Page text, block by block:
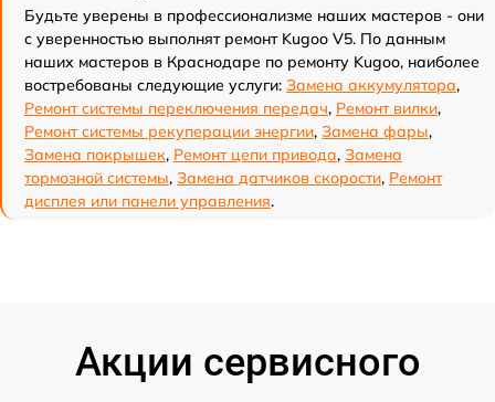
Будьте уверены в профессионализме наших мастеров - они
с уверенностью выполнят ремонт Kugoo V5. По данным
наших мастеров в Краснодаре по ремонту Kugoo, наиболее
востребованы следующие услуги: Замена аккумулятора,
Ремонт системы переключения передач, Ремонт вилки,
Ремонт системы рекуперации энергии, Замена фары,
Замена покрышек, Ремонт цепи привода, Замена
тормозной системы, Замена датчиков скорости, Ремонт
дисплея или панели управления.
Акции сервисного